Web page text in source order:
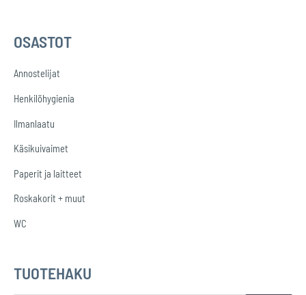
OSASTOT
Annostelijat
Henkilöhygienia
Ilmanlaatu
Käsikuivaimet
Paperit ja laitteet
Roskakorit + muut
WC
TUOTEHAKU
E
s
i
: